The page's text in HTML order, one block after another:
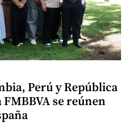
Perú y República
se reúnen